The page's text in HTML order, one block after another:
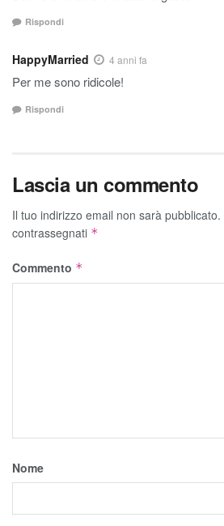
Rispondi
HappyMarried 4 anni fa
Per me sono ridicole!
Rispondi
Lascia un commento
Il tuo indirizzo email non sarà pubblicato.
contrassegnati *
Commento *
Nome